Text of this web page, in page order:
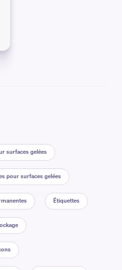
surfaces gelées
pour surfaces gelées
Étiquettes